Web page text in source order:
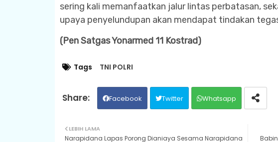
sering kali memanfaatkan jalur lintas perbatasan,
upaya penyelundupan akan mendapat tindakan
(Pen Satgas Yonarmed 11 Kostrad)
Tags TNI POLRI
Facebook Twitter Whatsapp
LEBIH LAMA
Narapidana Lapas Porong Dianiaya Sesama Narapidana